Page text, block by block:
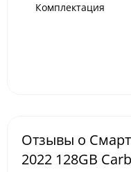
Комплектация
Отзывы о
2022 128GB